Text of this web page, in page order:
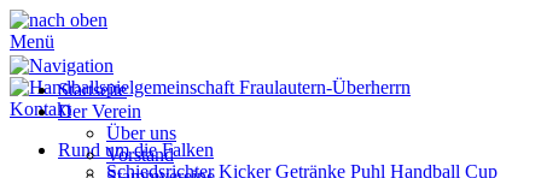
Menü
Startseite
Der Verein
Über uns
Vorstand
Kontakt
Rund um die Falken
Schiedsrichter Kicker Getränke Puhl Handball Cup